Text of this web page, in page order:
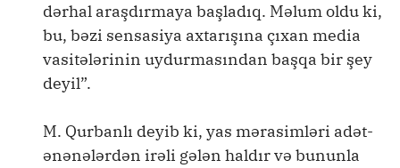
dərhal araşdırmaya başladıq. Məlum oldu ki,
bu, bəzi sensasiya axtarışına çıxan media
vasitələrinin uydurmasından başqa bir şey
deyil”.
M. Qurbanlı deyib ki, yas mərasimləri adət-
ənənələrdən irəli gələn haldır və bununla